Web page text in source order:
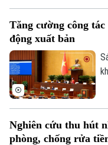
Tòa soạn
0865.116.699 (hotline)
Tăng cường công
động xuất bản
Nghiên cứu thu hút
phòng, chống rửa